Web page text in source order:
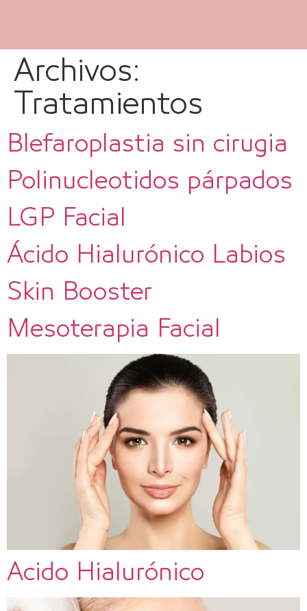
Archivos:
Tratamientos
Blefaroplastia sin cirugia
Polinucleotidos párpados
LGP Facial
Ácido Hialurónico Labios
Skin Booster
Mesoterapia Facial
Acido Hialurónico